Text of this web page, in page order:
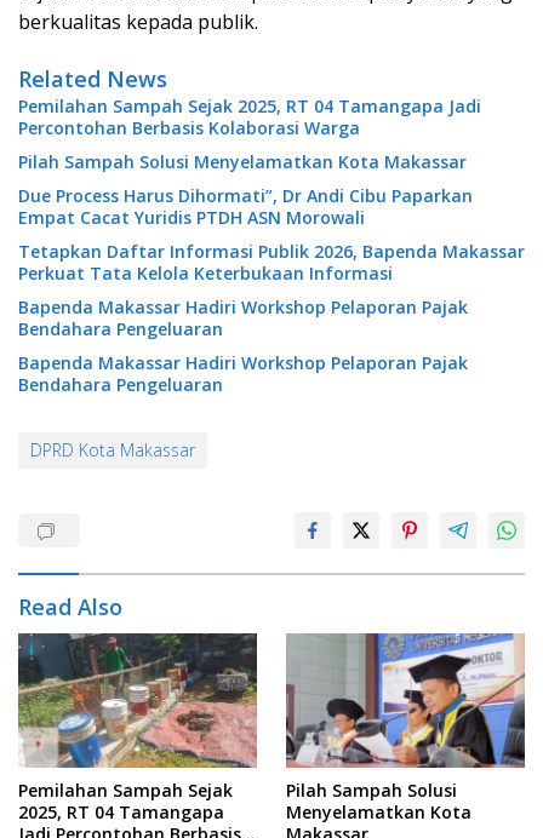
berkualitas kepada publik.
Related News
Pemilahan Sampah Sejak 2025, RT 04 Tamangapa Jadi
Percontohan Berbasis Kolaborasi Warga
Pilah Sampah Solusi Menyelamatkan Kota Makassar
Due Process Harus Dihormati”, Dr Andi Cibu Paparkan
Empat Cacat Yuridis PTDH ASN Morowali
Tetapkan Daftar Informasi Publik 2026, Bapenda Makassar
Perkuat Tata Kelola Keterbukaan Informasi
Bapenda Makassar Hadiri Workshop Pelaporan Pajak
Bendahara Pengeluaran
Bapenda Makassar Hadiri Workshop Pelaporan Pajak
Bendahara Pengeluaran
DPRD Kota Makassar
Read Also
Pemilahan Sampah Sejak
2025, RT 04 Tamangapa
Pilah Sampah Solusi
Menyelamatkan Kota